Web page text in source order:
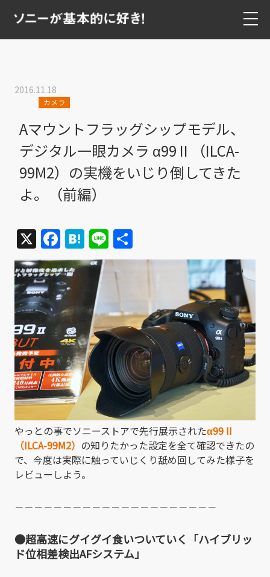
2016.11.18
カメラ
Aマウントフラッグシップモデル、
デジタル一眼カメラ α99 II （ILCA-
99M2）の実機をいじり倒してきた
よ。（前編）
X Facebook
Hatena
Line
有
やっとの事でソニーストアで先行展示されたα99 II
（ILCA-99M2） の知りたかった設定を全て確認できたの
で、今度は実際に触っていじくり舐め回してみた様子を
レビューしよう。
－－－－－－－－－－－－－－－－－－－－－
●超高速にグイグイ食いついていく「ハイブリッ
ド位相差検出AFシステム」